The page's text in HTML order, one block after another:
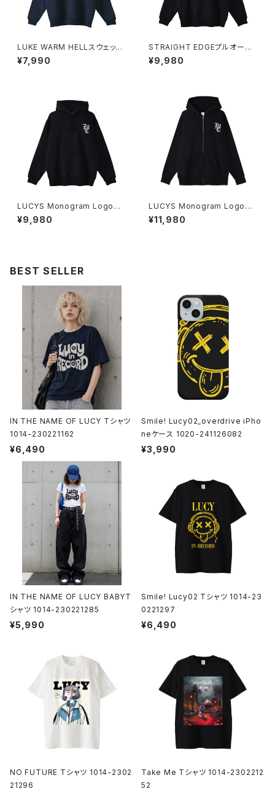
LUKE WARM HELLスウェット
シャツ 1014-230221342
¥7,990
STRAIGHT EDGEプルオーバ
ーパーカー 1014-230221347
¥9,980
LUCYS Monogram Logoプ
ルオーバーパーカー 1014-230
221321
¥9,980
LUCYS Monogram Logoフ
ルジップパーカー 1014-23022
1323
¥11,980
BEST SELLER
IN THE NAME OF LUCY Tシャツ
1014-230221162
¥6,490
Smile! Lucy02_overdrive iPho
neケース 1020-241126082
¥3,990
IN THE NAME OF LUCY BABYT
シャツ 1014-230221285
¥5,990
Smile! Lucy02 Tシャツ 1014-23
0221297
¥6,490
NO FUTURE Tシャツ 1014-2302
21296
Take Me Tシャツ 1014-2302212
52